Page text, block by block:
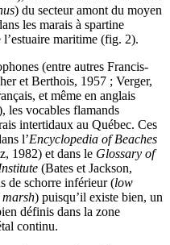
) du secteur amont du moyen
les marais à spartine
l’estuaire maritime (fig. 2).
(entre autres Francis-
et Berthois, 1957 ; Verger,
et même en anglais
les vocables flamands
intertidaux au Québec. Ces
l’Encyclopedia of Beaches
1982) et dans le Glossary of
(Bates et Jackson,
de schorre inférieur (low
) puisqu’il existe bien, un
définis dans la zone
continu.